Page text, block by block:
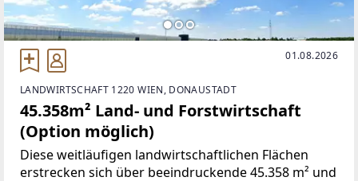
01.08.2026
LANDWIRTSCHAFT 1220 WIEN, DONAUSTADT
45.358m² Land- und Forstwirtschaft
(Option möglich)
Diese weitläufigen landwirtschaftlichen Flächen
erstrecken sich über beeindruckende 45.358 m² und